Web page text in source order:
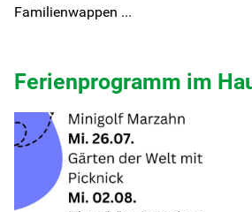
Familienwappen ...
Ferienprogramm im